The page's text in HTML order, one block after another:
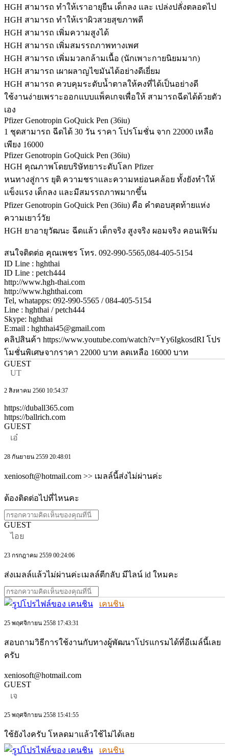
HGH สามารถ ทำให้เราอายุยืน เด็กลง และ เปล่งปลั่งตลอดไป
HGH สามารถ ทำให้เราผิวสวยสุขภาพดี
HGH สามารถ เพิ่มความสูงได้
HGH สามารถ เพิ่มสมรรถภาพทางเพศ
HGH สามารถ เพิ่มมวลกล้ามเนื้อ (นักเพาะกายนิยมมาก)
HGH สามารถ เผาผลาญไขมันได้อย่างดีเยี่ยม
HGH สามารถ ควบคุมระดับน้ำตาลให้คงที่ได้เป็นอย่างดี
ใช้งานง่ายเพราะออกแบบแพ็คเกจเพื่อให้ สามารถฉีดได้ด้วยตัว
เอง
Pfizer Genotropin GoQuick Pen (36iu)
1 ชุดสามารถ ฉีดได้ 30 วัน ราคา โปรโมชั่น จาก 22000 เหลือ
เพียง 16000
Pfizer Genotropin GoQuick Pen (36iu)
HGH คุณภาพโดยบริษัทยาระดับโลก Pfizer
หนทางสู่การ ยุติ ความชราและความหย่อนคล้อย ทั้งยังทำให้
แข็งแรง เด็กลง และมีสมรรถภาพมากขึ้น
Pfizer Genotropin GoQuick Pen (36iu) คือ คำตอบสุดท้ายแห่ง
ความเยาว์วัย
HGH ยาอายุวัฒนะ ฉีดแล้ว เด็กจริง สูงจริง ผอมจริง คอนเฟิร์ม
สนใจติดต่อ คุณเพชร โทร. 092-990-5565,084-405-5154
ID Line : hghthai
ID Line : petch444
http://www.hgh-thai.com
http://www.hghthai.com
Tel, whatapps: 092-990-5565 / 084-405-5154
Line : hghthai / petch444
Skype: hghthai
E:mail : hghthai45@gmail.com
คลิปสินค้า https://www.youtube.com/watch?v=Yy6IgkosdRI โปร
โมชั่นพิเศษจากราคา 22000 บาท ลดเหลือ 16000 บาท
GUEST
UT
2 สิงหาคม 2560 10:54:37
https://duball365.com
https://ballrich.com
GUEST
เอ๋
28 กันยายน 2559 20:48:01
xeniosoft@hotmail.com >> เมลล์นี้ส่งไม่ผ่านค่ะ
ต้องติดต่อไปที่ไหนคะ
GUEST
ไอย
23 กรกฎาคม 2559 00:24:06
ส่งเมลล์แล้วไม่ผ่านค่ะเมลล์ตีกลับ มีไลน์ id ใหมคะ
เคนชิน
25 พฤศจิกายน 2558 17:43:31
สอบถามวิธีการใช้งานกับทางผู้พัฒนาโปรแกรมได้ที่อีเมล์นี้เลย
ครับ
xeniosoft@hotmail.com
GUEST
เจ
25 พฤศจิกายน 2558 15:41:55
ใช้ยังไงครับ โหลดมาแล้วใช้ไม่ได้เลย
เคนชิน